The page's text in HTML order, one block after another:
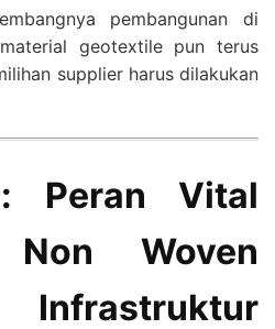
pembangunan di
geotextile pun terus
supplier harus dilakukan
Peran Vital
Non Woven